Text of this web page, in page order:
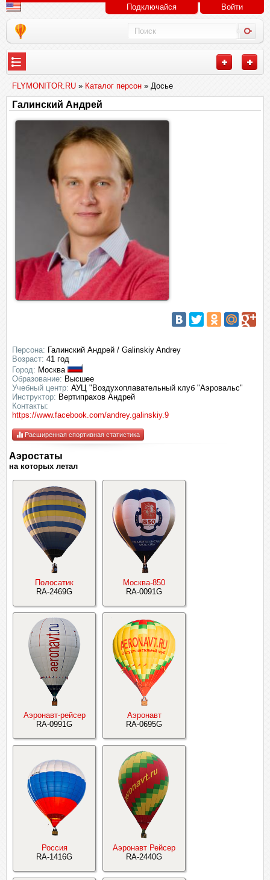
Подключайся Войти
FLYMONITOR.RU » Каталог персон » Досье
Галинский Андрей
Персона: Галинский Андрей / Galinskiy Andrey
Возраст: 41 год
Город: Москва
Образование: Высшее
Учебный центр: АУЦ "Воздухоплавательный клуб "Аэровальс"
Инструктор: Вертипрахов Андрей
Контакты:
https://www.facebook.com/andrey.galinskiy.9
Расширенная спортивная статистика
Аэростаты
на которых летал
Полосатик
RA-2469G
Москва-850
RA-0091G
Аэронавт-рейсер
RA-0991G
Аэронавт
RA-0695G
Россия
RA-1416G
Аэронавт Рейсер
RA-2440G